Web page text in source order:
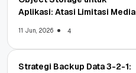
Aplikasi: Atasi Limitasi Media
11 Jun, 2026 4
Strategi Backup Data 3-2-1: